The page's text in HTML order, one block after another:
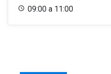
09:00 a 11:00